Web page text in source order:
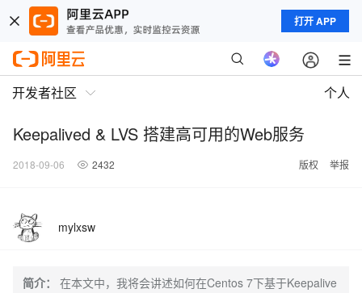
打开 APP
开发者社区 个人
Keepalived & LVS 搭建高可用的Web服务
2018-09-06 2432 版权 举报
mylxsw
简介：
在本文中，我将会讲述如何在Centos 7下基于Keepalive